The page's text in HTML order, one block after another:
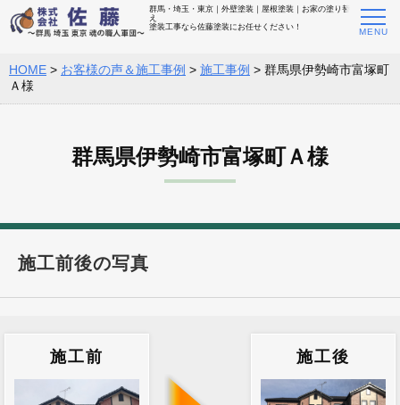
群馬・埼玉・東京｜外壁塗装｜屋根塗装｜お家の塗り替
え
塗装工事なら佐藤塗装にお任せください！
HOME > お客様の声＆施工事例 > 施工事例 > 群馬県伊勢崎市富塚町
Ａ様
群馬県伊勢崎市富塚町Ａ様
施工前後の写真
施工前 施工後